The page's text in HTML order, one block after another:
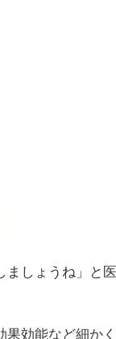
しょうね」と
効能など細か